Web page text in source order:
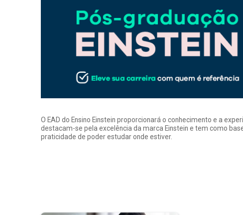
O EAD do Ensino Einstein proporcionará o conhecimento e a
destacam-se pela excelência da marca Einstein e tem como
praticidade de poder estudar onde estiver.